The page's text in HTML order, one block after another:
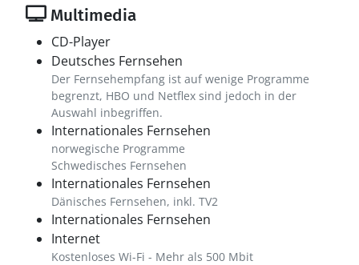
Multimedia
CD-Player
Deutsches Fernsehen
Der Fernsehempfang ist auf wenige Programme
begrenzt, HBO und Netflex sind jedoch in der
Auswahl inbegriffen.
Internationales Fernsehen
norwegische Programme
Schwedisches Fernsehen
Internationales Fernsehen
Dänisches Fernsehen, inkl. TV2
Internationales Fernsehen
Internet
Kostenloses Wi-Fi - Mehr als 500 Mbit